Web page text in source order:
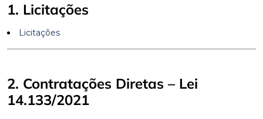
1. Licitações
Licitações
2. Contratações Diretas – Lei
14.133/2021